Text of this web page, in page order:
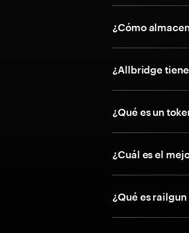
¿Cómo
¿Allbridge
¿Qué es un
¿Cuál es el
¿Qué es